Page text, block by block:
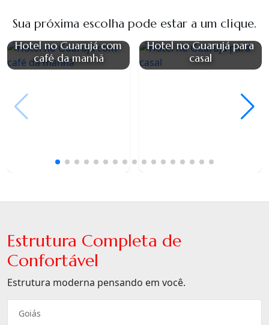
Sua próxima escolha pode estar a um clique.
Hotel no Guarujá com
café da manhã
Hotel no Guarujá para
casal
Estrutura Completa de
Confortável
Estrutura moderna pensando em você.
Goiás